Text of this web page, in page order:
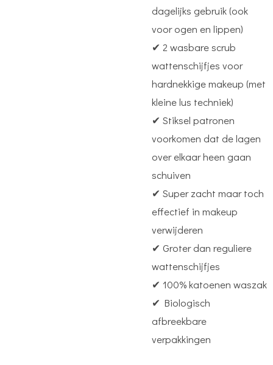
dagelijks gebruik (ook
voor ogen en lippen)
✔ 2 wasbare scrub
wattenschijfjes voor
hardnekkige makeup (met
kleine lus techniek)
✔ Stiksel patronen
voorkomen dat de lagen
over elkaar heen gaan
schuiven
✔ Super zacht maar toch
effectief in makeup
verwijderen
✔ Groter dan reguliere
wattenschijfjes
✔ 100% katoenen waszak
✔ Biologisch
afbreekbare
verpakkingen